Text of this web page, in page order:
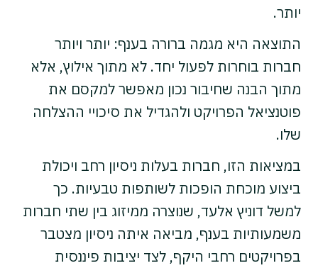
יותר.
התוצאה היא מגמה ברורה בענף: יותר ויותר
חברות בוחרות לפעול יחד. לא מתוך אילוץ, אלא
מתוך הבנה שחיבור נכון מאפשר למקסם את
פוטנציאל הפרויקט ולהגדיל את סיכויי ההצלחה
שלו.
במציאות הזו, חברות בעלות ניסיון רחב ויכולת
ביצוע מוכחת הופכות לשותפות טבעיות. כך
למשל דוניץ אלעד, שנוצרה ממיזוג בין שתי חברות
משמעותיות בענף, מביאה איתה ניסיון מצטבר
בפרויקטים רחבי היקף, לצד יציבות פיננסית